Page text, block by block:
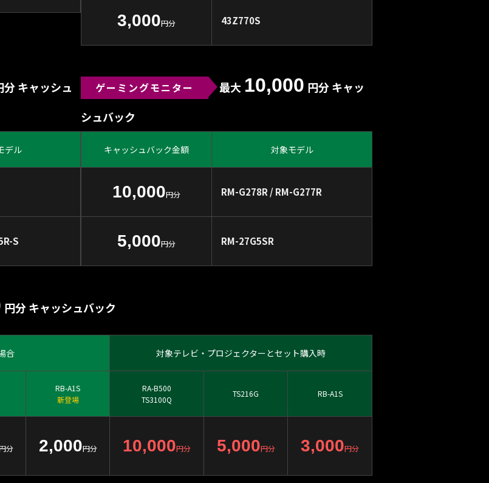
3,000円分 43Z770S
分 キャッシュ
デル
S
ゲーミングモニター 最大 10,000 円分 キャッ
シュバック
キャッシュバック金額 対象モデル
10,000円分 RM-G278R / RM-G277R
5,000円分 RM-27G5SR
円分 キャッシュバック
合 対象テレビ・プロジェクターとセット購入時
RB-A1S
新登場
RA-B500
TS3100Q
TS216G RB-A1S
分 2,000円分 10,000円分 5,000円分 3,000円分